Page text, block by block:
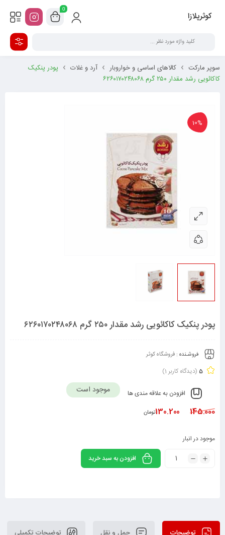
کوثرپلازا
0
سوپر مارکت کالاهای اساسی و خواروبار آرد و غلات
پودر پنکیک
کاکائویی رشد مقدار ۲۵۰ گرم ۶۲۶۰۱۷۰۲۴۸۰۶۸
10%
پودر پنکیک کاکائویی رشد مقدار ۲۵۰ گرم ۶۲۶۰۱۷۰۲۴۸۰۶۸
فروشـنده : فروشگاه کوثر
5 (دیدگاه کاربر 1
)
افزودن به علاقه مندی ها موجود است
145.000
130.200تومان
موجود در انبار
افزودن به سبد خرید